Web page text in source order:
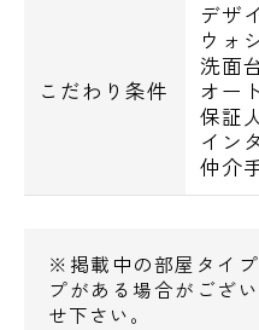
こだわり条件
デザ
ウォ
洗面
オー
保証
イン
仲介
※掲載中の部屋タイ
プがある場合がござ
せ下さい。